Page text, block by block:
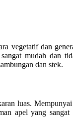
vegetatif dan
mudah dan
dan stek.
luas.
apel yang sangat